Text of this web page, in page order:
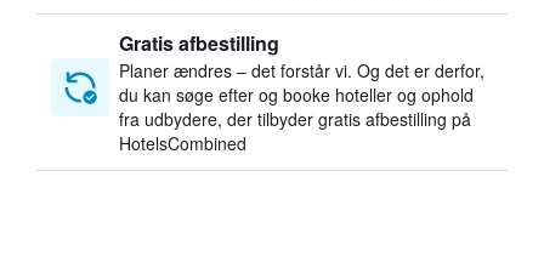
Gratis afbestilling
Planer ændres – det forstår vi. Og det er derfor,
du kan søge efter og booke hoteller og ophold
fra udbydere, der tilbyder gratis afbestilling på
HotelsCombined